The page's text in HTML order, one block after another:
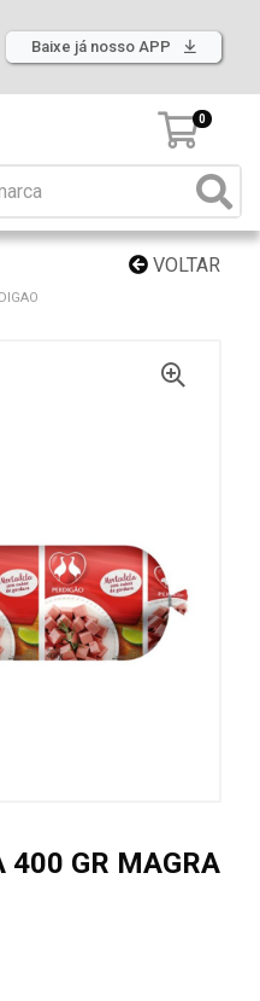
Baixe já nosso APP
0
VOLTAR
400 GR MAGRA